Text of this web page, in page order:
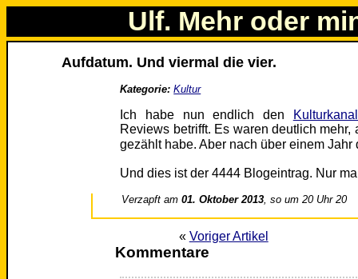
Ulf. Mehr oder
Aufdatum. Und viermal die vier.
Kategorie: Kultur
Ich habe nun endlich den
Reviews betrifft. Es waren deutlich
gezählt habe. Aber nach über einem
Und dies ist der 4444 Blogeintrag. Nur
Verzapft am01. Oktober 2013, so um 20 Uhr 20
« Voriger Artikel
Kommentare